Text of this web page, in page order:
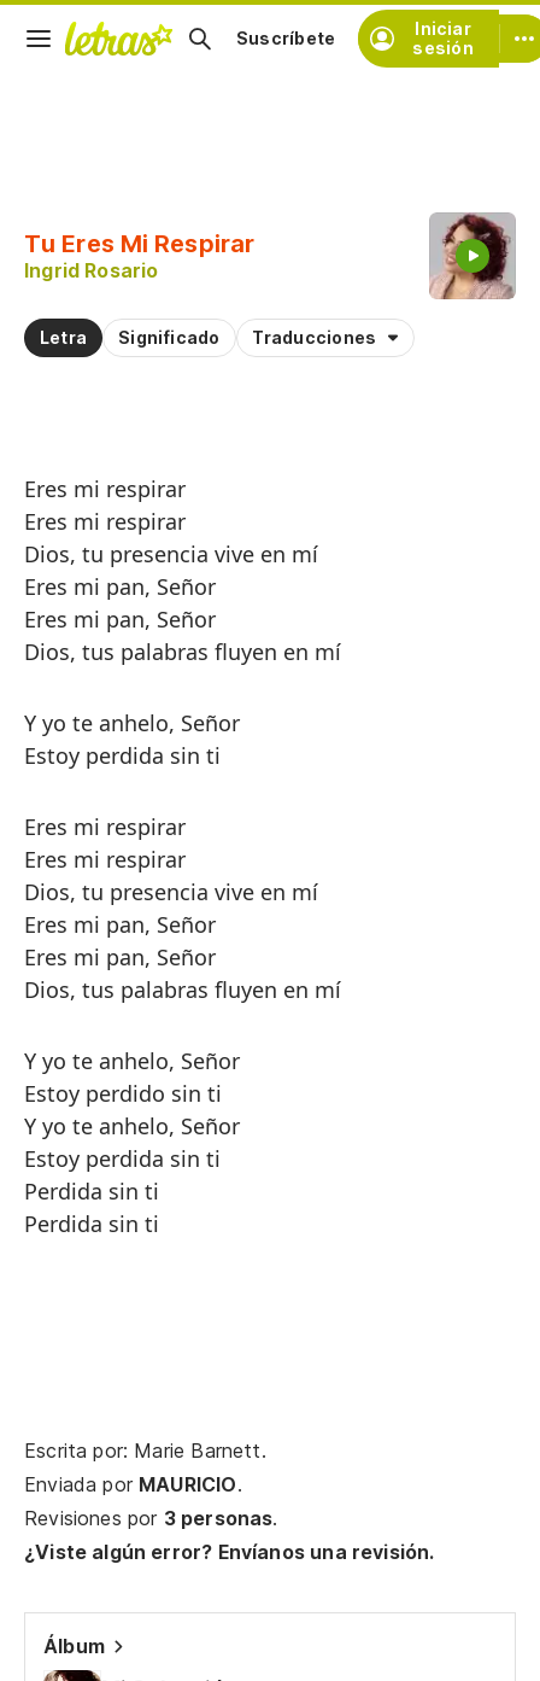
Iniciar
sesión
Suscríbete
Tu Eres Mi Respirar
Ingrid Rosario
Letra Significado Traducciones
Eres mi respirar
Eres mi respirar
Dios, tu presencia vive en mí
Eres mi pan, Señor
Eres mi pan, Señor
Dios, tus palabras fluyen en mí
Y yo te anhelo, Señor
Estoy perdida sin ti
Eres mi respirar
Eres mi respirar
Dios, tu presencia vive en mí
Eres mi pan, Señor
Eres mi pan, Señor
Dios, tus palabras fluyen en mí
Y yo te anhelo, Señor
Estoy perdido sin ti
Y yo te anhelo, Señor
Estoy perdida sin ti
Perdida sin ti
Perdida sin ti
Escrita por: Marie Barnett.
Enviada por MAURICIO.
Revisiones por 3 personas.
¿Viste algún error? Envíanos una revisión.
Álbum
Practicar la pronunciación de